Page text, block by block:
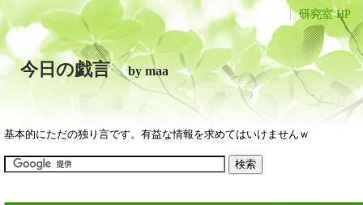
研究室 HP
今日の戯言by maa
基本的にただの独り言です。有益な情報を求めてはいけませんｗ